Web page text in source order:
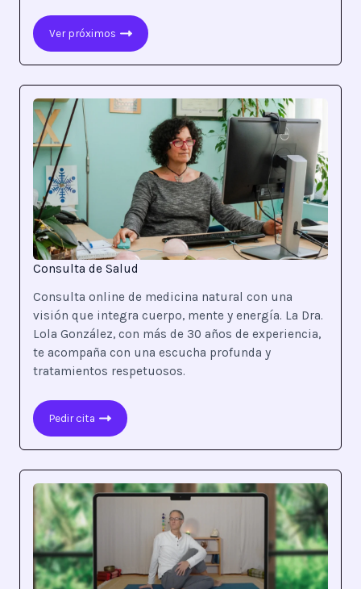
Ver próximos
Consulta de Salud
Consulta online de medicina natural con una
visión que integra cuerpo, mente y energía. La Dra.
Lola González, con más de 30 años de experiencia,
te acompaña con una escucha profunda y
tratamientos respetuosos.
Pedir cita